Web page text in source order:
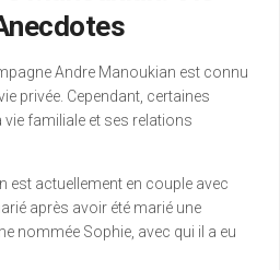
Andre Manoukian est connu
privée. Cependant, certaines
familiale et ses relations
est actuellement en couple avec
après avoir été marié une
nommée Sophie, avec qui il a eu